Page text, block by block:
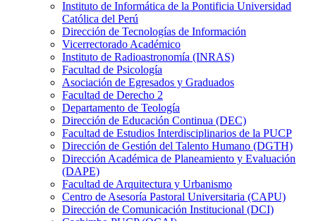
Instituto de Informática de la Pontificia Universidad
Católica del Perú
Dirección de Tecnologías de Información
Vicerrectorado Académico
Instituto de Radioastronomía (INRAS)
Facultad de Psicología
Asociación de Egresados y Graduados
Facultad de Derecho 2
Departamento de Teología
Dirección de Educación Continua (DEC)
Facultad de Estudios Interdisciplinarios de la PUCP
Dirección de Gestión del Talento Humano (DGTH)
Dirección Académica de Planeamiento y Evaluación
(DAPE)
Facultad de Arquitectura y Urbanismo
Centro de Asesoría Pastoral Universitaria (CAPU)
Dirección de Comunicación Institucional (DCI)